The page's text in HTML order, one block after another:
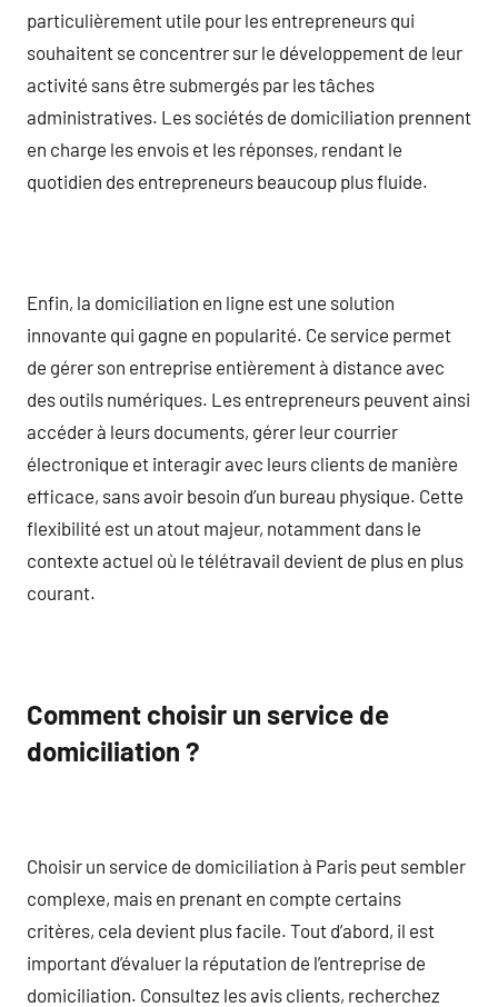
particulièrement utile pour les entrepreneurs qui
souhaitent se concentrer sur le développement de leur
activité sans être submergés par les tâches
administratives. Les sociétés de domiciliation prennent
en charge les envois et les réponses, rendant le
quotidien des entrepreneurs beaucoup plus fluide.
Enfin, la domiciliation en ligne est une solution
innovante qui gagne en popularité. Ce service permet
de gérer son entreprise entièrement à distance avec
des outils numériques. Les entrepreneurs peuvent ainsi
accéder à leurs documents, gérer leur courrier
électronique et interagir avec leurs clients de manière
efficace, sans avoir besoin d’un bureau physique. Cette
flexibilité est un atout majeur, notamment dans le
contexte actuel où le télétravail devient de plus en plus
courant.
Comment choisir un service de
domiciliation ?
Choisir un service de domiciliation à Paris peut sembler
complexe, mais en prenant en compte certains
critères, cela devient plus facile. Tout d’abord, il est
important d’évaluer la réputation de l’entreprise de
domiciliation. Consultez les avis clients, recherchez